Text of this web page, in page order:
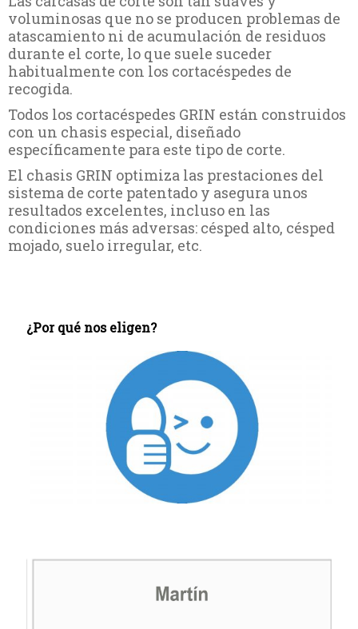
¿Por qué nos eligen?
voluminosas que no se producen problemas de
atascamiento ni de acumulación de residuos
durante el corte, lo que suele suceder
habitualmente con los cortacéspedes de
recogida.
Todos los cortacéspedes GRIN están construidos
con un chasis especial, diseñado
específicamente para este tipo de corte.
El chasis GRIN optimiza las prestaciones del
sistema de corte patentado y asegura unos
resultados excelentes, incluso en las
condiciones más adversas: césped alto, césped
mojado, suelo irregular, etc.